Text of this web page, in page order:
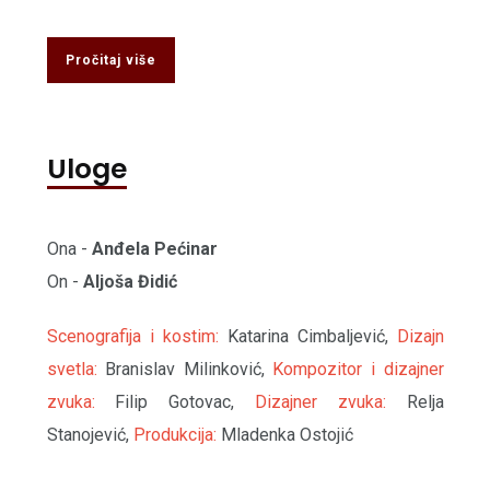
Pročitaj više
Uloge
Ona - Anđela Pećinar
On - Aljoša Đidić
Scenografija i kostim: Katarina Cimbaljević, Dizajn
svetla: Branislav Milinković, Kompozitor i dizajner
zvuka: Filip Gotovac, Dizajner zvuka:
Relja
Stanojević, Produkcija: Mladenka Ostojić